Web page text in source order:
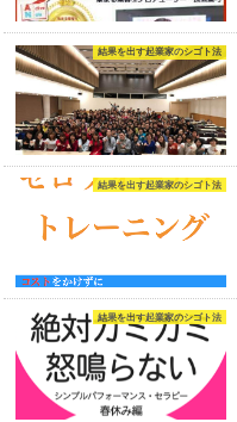
結果を出す起業家のシゴト法
結果を出す起業家のシゴト法
結果を出す起業家のシゴト法